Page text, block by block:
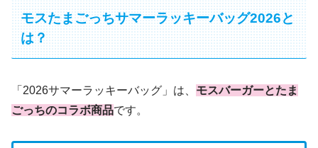
モスたまごっちサマーラッキーバッグ2026と
は？
「2026サマーラッキーバッグ」は、 モスバーガーとたま
ごっちのコラボ商品です。